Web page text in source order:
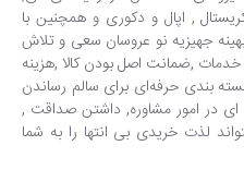
, اپال و دکوری و همچنین با
بهینه جهیزیه نو عروسان سعی و تلاش
خدمات ,ضمانت اصل بودن کالا ,هزینه
بندی حرفه‌ای برای سالم رساندن
در امور مشاوره, داشتن صداقت ,
لذت خریدی بی انتها را به شما